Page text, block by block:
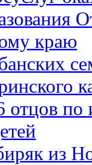
краю
отцов по
из